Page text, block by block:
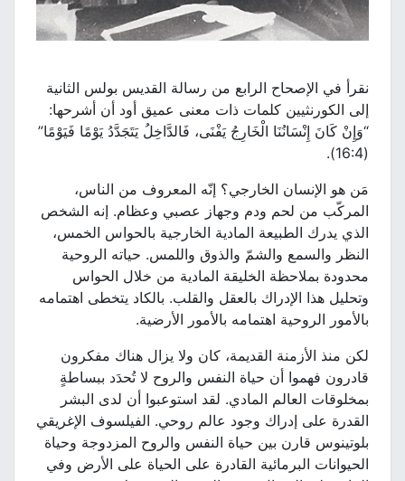
نقرأ في الإصحاح الرابع من رسالة القديس بولس الثانية
إلى الكورنثيين كلمات ذات معنى عميق أود أن أشرحها:
“وَإِنْ كَانَ إِنْسَانُنَا الْخَارِجُ يَفْنَى، فَالدَّاخِلُ يَتَجَدَّدُ يَوْمًا فَيَوْمًا”
مَن هو الإنسان الخارجي؟ إنّه المعروف من الناس،
المركّب من لحم ودم وجهاز عصبي وعظام. إنه الشخص
الذي يدرك الطبيعة المادية الخارجية بالحواس الخمس،
النظر والسمع والشمّ والذوق واللمس. حياته الروحية
محدودة بملاحظة الخليقة المادية من خلال الحواس
وتحليل هذا الإدراك بالعقل والقلب. بالكاد يتخطى اهتمامه
بالأمور الروحية اهتمامه بالأمور الأرضية.
لكن منذ الأزمنة القديمة، كان ولا يزال هناك مفكرون
قادرون فهموا أن حياة النفس والروح لا تُحدَد ببساطةٍ
بمخلوقات العالم المادي. لقد استوعبوا أن لدى البشر
القدرة على إدراك وجود عالم روحي. الفيلسوف الإغريقي
بلوتينوس قارن بين حياة النفس والروح المزدوجة وحياة
الحيوانات البرمائية القادرة على الحياة على الأرض وفي